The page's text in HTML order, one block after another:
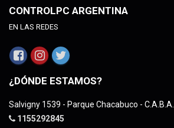
CONTROLPC ARGENTINA
EN LAS REDES
¿DÓNDE ESTAMOS?
Salvigny 1539 - Parque Chacabuco - C.A.B.A.
1155292845